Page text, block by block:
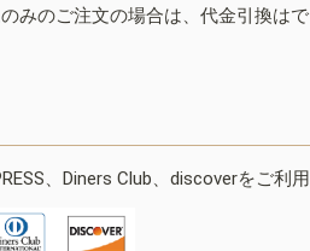
みのご注文の場合は、代金引換はで
、Diners Club、discoverをご利